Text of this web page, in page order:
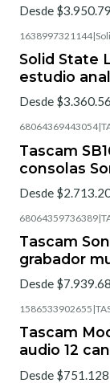
Desde
1638997321144|
Solid State
estudio
Desde
68064369443054|
Tascam
consolas
Desde
68064359736389|
Tascam
grabador
Desde
1586533902655 |
Tascam
audio 12
Desde $751.128